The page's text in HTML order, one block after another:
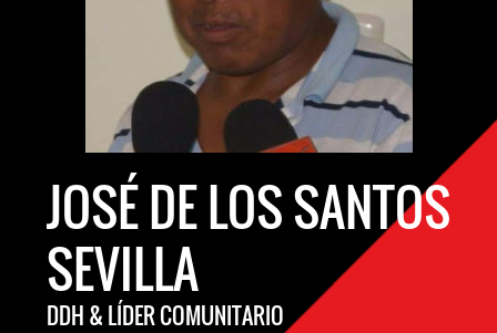
JOSÉ DE LOS SANTOS
SEVILLA
DDH & LÍDER COMUNITARIO